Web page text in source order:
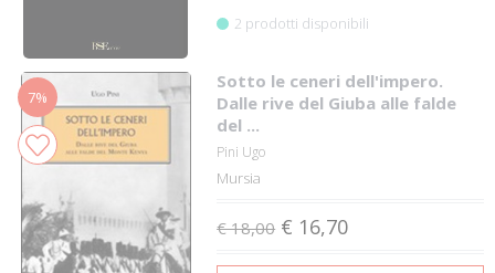
2 prodotti disponibili
7%
Sotto le ceneri dell'impero.
Dalle rive del Giuba alle falde
del ...
Pini Ugo
Mursia
€ 18,00 € 16,70